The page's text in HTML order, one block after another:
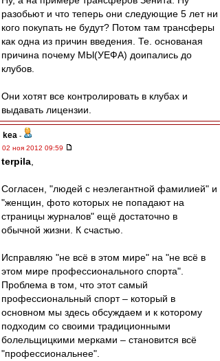
разобьют и что теперь они следующие 5 лет ни
кого покупать не будут? Потом там трансферы
как одна из причин введения. Те. основаная
причина почему МЫ(УЕФА) доипались до
клубов.
Они хотят все контролировать в клубах и
выдавать лицензии.
kea -
02 ноя 2012 09:59
terpila
Согласен, "людей с неэлегантной фамилией" и
"женщин, фото которых не попадают на
страницы журналов" ещё достаточно в
обычной жизни. К счастью.
Исправляю "не всё в этом мире" на "не всё в
этом мире профессионального спорта".
Проблема в том, что этот самый
профессиональный спорт – который в
основном мы здесь обсуждаем и к которому
подходим со своими традиционными
болельщицкими мерками – становится всё
"профессиональнее".